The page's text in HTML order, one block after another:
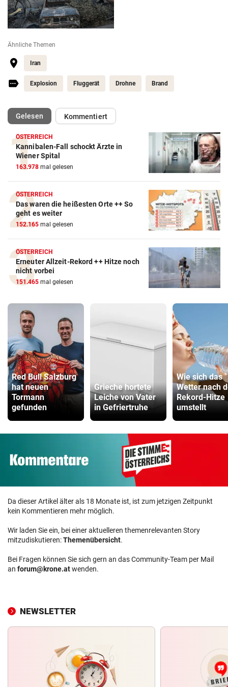
Ähnliche Themen
Iran
Explosion Fluggerät Drohne Brand
Gelesen(ausgewählt)Kommentiert
ÖSTERREICH
Kannibalen-Fall schockt Ärzte in
Wiener Spital
163.978 mal gelesen
ÖSTERREICH
Das waren die heißesten Orte ++ So
geht es weiter
152.165 mal gelesen
ÖSTERREICH
Erneuter Allzeit-Rekord ++ Hitze noch
nicht vorbei
151.465 mal gelesen
Red Bull Salzburg
hat neuen
Tormann
gefunden
Grieche hortete
Leiche von Vater
in Gefriertruhe
Wie sich das
Wetter nach
Rekord-Hitze
umstellt
Da dieser Artikel älter als 18 Monate ist, ist zum jetzigen Zeitpunkt
kein Kommentieren mehr möglich.
Wir laden Sie ein, bei einer aktuelleren themenrelevanten Story
mitzudiskutieren:Themenübersicht.
Bei Fragen können Sie sich gern an das Community-Team per Mail
an forum@krone.atwenden.
NEWSLETTER